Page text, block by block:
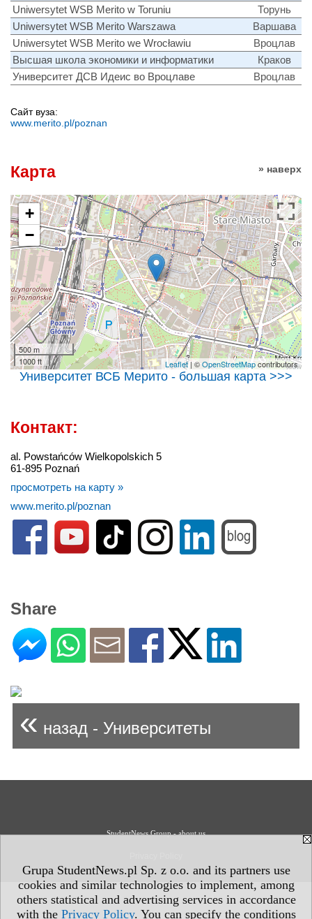
Grupa StudentNews.pl Sp. z o.o. and its partners use
cookies and similar technologies to implement, among
others statistical and advertising services in accordance
with the Privacy Policy. You can specify the conditions
Uniwersytet WSB Merito w Toruniu
Торунь
Uniwersytet WSB Merito Warszawa
Варшава
Uniwersytet WSB Merito we Wrocławiu
Вроцлав
Высшая школа экономики и информатики
Краков
Университет ДСВ Идеис во Вроцлаве
Вроцлав
Сайт вуза:
www.merito.pl/poznan
» наверх
Карта
+
−
500 m
1000 ft
Leaflet| ©OpenStreetMapcontributors
Университет ВСБ Мерито - большая карта >>>
Контакт:
al. Powstańców Wielkopolskich 5
61-895 Poznań
просмотреть на карту »
www.merito.pl/poznan
Share
« назад - Университеты
StudentNews Group - about us